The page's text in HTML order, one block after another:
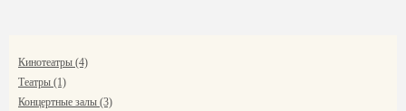
Кинотеатры (4)
Театры (1)
Концертные залы (3)